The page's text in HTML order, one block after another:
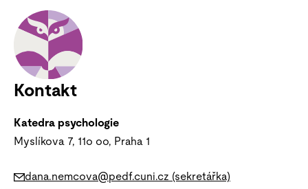
Kontakt
Katedra psychologie
Myslíkova 7, 11o oo, Praha 1
dana.nemcova@pedf.cuni.cz (sekretářka)